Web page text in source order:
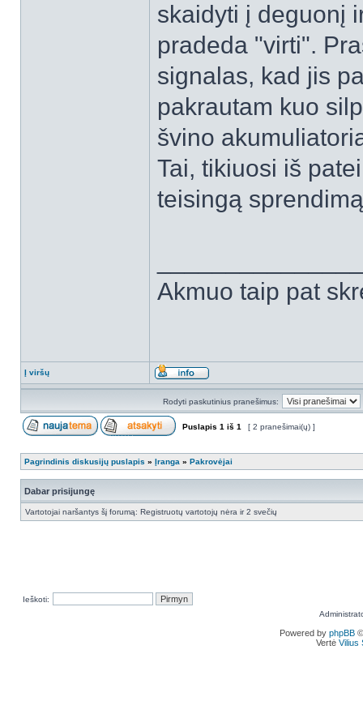
skaidyti į deguonį
pradeda "virti".
signalas, kad jis
pakrautam kuo
švino
Tai, tikiuosi iš
teisingą
Akmuo taip pat
Į viršų
Rodyti paskutinius pranešimus:
Puslapis 1 iš 1 [ 2 pranešimai(ų) ]
Pagrindinis diskusijų puslapis » Įranga » Pakrovėjai
Dabar prisijungę
Vartotojai naršantys šį forumą: Registruotų vartotojų nėra ir 2 svečių
Ieškoti:
Powered by phpBB
Vertė Vilius